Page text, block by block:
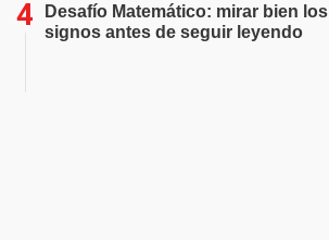
Desafío Matemático: mirar bien los
signos antes de seguir leyendo